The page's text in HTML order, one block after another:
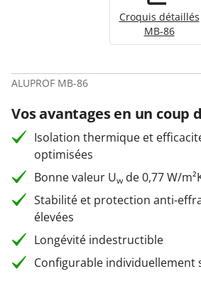
Croquis détaillés
MB-86
ALUPROF MB-86
Vos avantages en un coup
Isolation thermique et
optimisées
Bonne valeur Uw de 0,77 W/
Stabilité et protection anti-
élevées
Longévité indestructible
Configurable individuellement